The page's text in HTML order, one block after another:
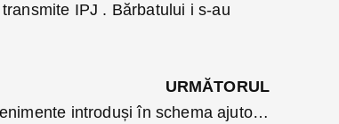
transmite IPJ . Bărbatului i s-au
URMĂTORUL
Organizatorii de evenimente introduși în schema ajutoarelor de stat pentru HoReCa printr-un amendament inițiat de Diana Morar